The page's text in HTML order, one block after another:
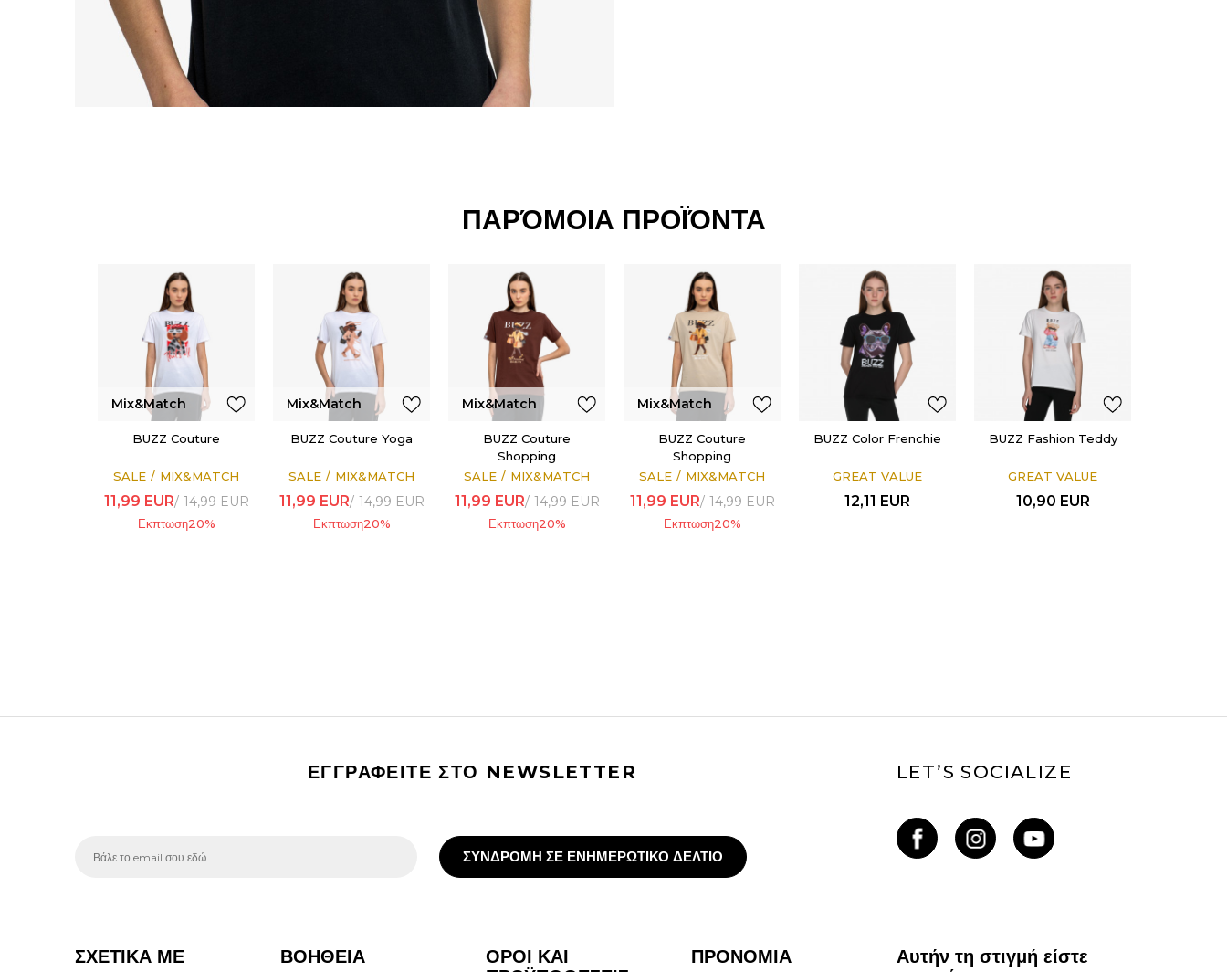
ΠΑΡΌΜΟΙΑ ΠΡΟΪΌΝΤΑ
Mix&Match
BUZZ Couture
SALE MIX&MATCH
11,99 EUR 14,99EUR
Εκπτωση20%
Mix&Match
BUZZ Couture Yoga
SALE MIX&MATCH
11,99 EUR 14,99EUR
Εκπτωση20%
Mix&Match
BUZZ Couture
Shopping
SALE
MIX&MATCH
11,99 EUR 14,99EUR
Εκπτωση20%
Mix&Match
BUZZ Couture
Shopping
SALE
MIX&MATCH
11,99 EUR 14,99EUR
Εκπτωση20%
BUZZ Color Frenchie
GREAT VALUE
12,11 EUR
BUZZ Fashion Teddy
GREAT VALUE
10,90 EUR
ΕΓΓΡΑΦΕΙΤΕ ΣΤΟ NEWSLETTER
ΣΥΝΔΡΟΜΗ ΣΕ ΕΝΗΜΕΡΩΤΙΚΟ ΔΕΛΤΙΟ
LET’S SOCIALIZE
ΣΧΕΤΙΚΑ ΜΕ ΒΟΗΘΕΙΑ
ΟΡΟΙ ΚΑΙ
ΠΡΟΝΟΜΙΑ
Αυτήν τη στιγμή είστε